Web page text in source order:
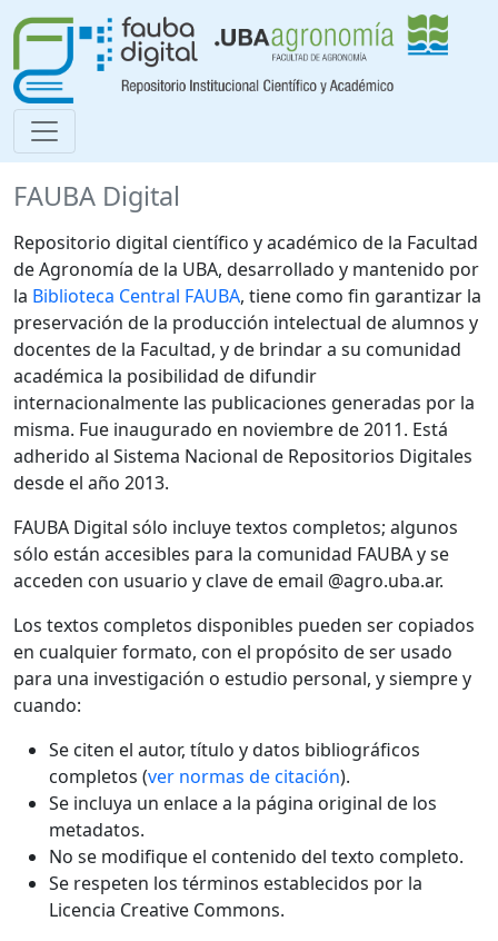
FAUBA Digital
Repositorio digital científico y académico de la Facultad
de Agronomía de la UBA, desarrollado y mantenido por
la Biblioteca Central FAUBA, tiene como fin garantizar la
preservación de la producción intelectual de alumnos y
docentes de la Facultad, y de brindar a su comunidad
académica la posibilidad de difundir
internacionalmente las publicaciones generadas por la
misma. Fue inaugurado en noviembre de 2011. Está
adherido al Sistema Nacional de Repositorios Digitales
desde el año 2013.
FAUBA Digital sólo incluye textos completos; algunos
sólo están accesibles para la comunidad FAUBA y se
acceden con usuario y clave de email @agro.uba.ar.
Los textos completos disponibles pueden ser copiados
en cualquier formato, con el propósito de ser usado
para una investigación o estudio personal, y siempre y
cuando:
Se citen el autor, título y datos bibliográficos
completos (ver normas de citación).
Se incluya un enlace a la página original de los
metadatos.
No se modifique el contenido del texto completo.
Se respeten los términos establecidos por la
Licencia Creative Commons.